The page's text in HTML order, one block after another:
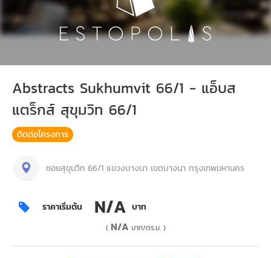
Abstracts Sukhumvit 66/1 - แอ็บส
แตร็กส์ สุขุมวิท 66/1
ติดต่อโครงการ
ซอยสุขุมวิท 66/1 แขวงบางนา เขตบางนา กรุงเทพมหานคร
ราคาเริ่มต้น N/A บาท
( N/A บาท/ตร.ม. )